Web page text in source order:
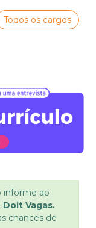
Todos os cargos
informe ao
Doit Vagas.
chances de